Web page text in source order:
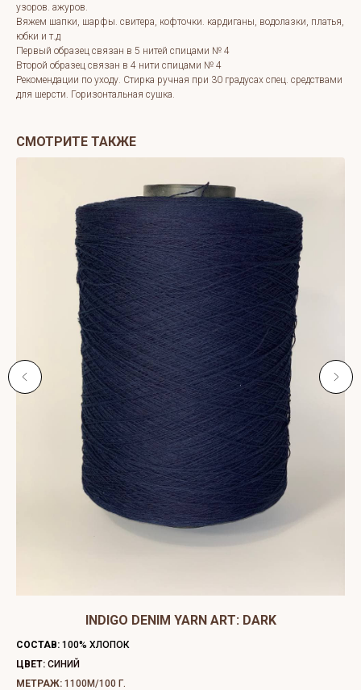
узоров. ажуров.
Вяжем шапки, шарфы. свитера, кофточки. кардиганы, водолазки, платья,
юбки и т.д
Первый образец связан в 5 нитей спицами № 4
Второй образец связан в 4 нити спицами № 4
Рекомендации по уходу. Стирка ручная при 30 градусах спец. средствами
для шерсти. Горизонтальная сушка.
СМОТРИТЕ ТАКЖЕ
INDIGO DENIM YARN ART: DARK
СОСТАВ: 100% ХЛОПОК
ЦВЕТ: СИНИЙ
МЕТРАЖ: 1100М/100 Г.